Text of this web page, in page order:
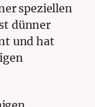
speziellen
dünner
und hat